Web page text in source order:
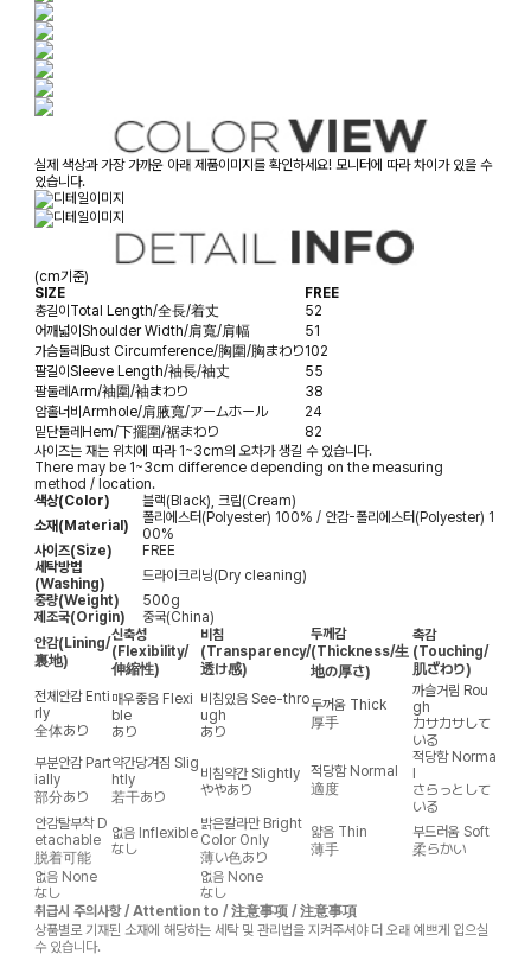
실제 색상과 가장 가까운 아래 제품이미지를 확인하세요! 모니터에 따라 차이가 있을 수
있습니다.
(cm기준)
SIZE
FREE
총길이Total Length/全長/着丈
52
어깨넓이Shoulder Width/肩寬/肩幅
51
가슴둘레Bust Circumference/胸圍/胸まわり102
팔길이Sleeve Length/袖長/袖丈
55
팔둘레Arm/袖圍/袖まわり
38
암홀너비Armhole/肩腋寬/アームホール
24
밑단둘레Hem/下擺圍/裾まわり
82
사이즈는 재는 위치에 따라 1~3cm의 오차가 생길 수 있습니다.
There may be 1~3cm difference depending on the measuring
method / location.
색상(Color)
블랙(Black), 크림(Cream)
소재(Material)
폴리에스터(Polyester) 100% / 안감-폴리에스터(Polyester) 1
00%
사이즈(Size)
FREE
세탁방법
(Washing)
드라이크리닝(Dry cleaning)
중량(Weight)
500g
제조국(Origin)
중국(China)
안감(Lining/
裏地)
신축성
(Flexibility/
伸縮性)
비침
(Transparency/
透け感)
두께감
(Thickness/生
地の厚さ)
촉감
(Touching/
肌ざわり)
전체안감 Enti
rly
全体あり
매우좋음 Flexi
ble
あり
비침있음 See-thro
ugh
あり
두꺼움 Thick
厚手
까슬거림 Rou
gh
カサカサして
いる
부분안감 Part
ially
部分あり
약간당겨짐 Slig
htly
若干あり
비침약간 Slightly
ややあり
적당함 Normal
適度
적당함 Norma
l
さらっとして
いる
안감탈부착 D
etachable
脱着可能
없음 Inflexible
なし
밝은칼라만 Bright
Color Only
薄い色あり
얇음 Thin
薄手
부드러움 Soft
柔らかい
없음 None
なし
없음 None
なし
취급시 주의사항 / Attention to / 注意事项 / 注意事項
상품별로 기재된 소재에 해당하는 세탁 및 관리법을 지켜주셔야 더 오래 예쁘게 입으실
수 있습니다.